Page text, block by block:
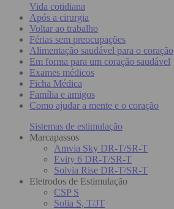
Vida cotidiana
Após a cirurgia
Voltar ao trabalho
Férias sem preocupações
Alimentação saudável para o coração
Em forma para um coração saudável
Exames médicos
Ficha Médica
Família e amigos
Como ajudar a mente e o coração
Sistemas de estimulação
Marcapassos
Amvia Sky DR-T/SR-T
Evity 6 DR-T/SR-T
Solvia Rise DR-T/SR-T
Eletrodos de Estimulação
CSP S
Solia S, T/JT